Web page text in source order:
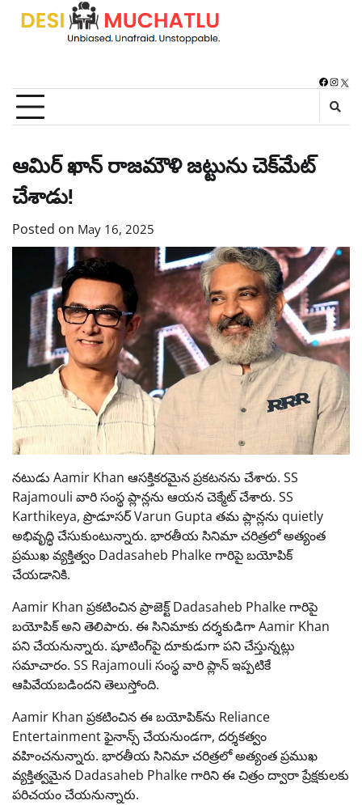
Skip
X
ఆమిర్ ఖాన్ రాజమౌళి జట్టును చెక్‌మేట్
చేశాడు!
Posted on May 16, 2025
నటుడు Aamir Khan ఆసక్తికరమైన ప్రకటనను చేశారు. SS
Rajamouli వారి సంస్థ ప్లాన్లను ఆయన చెక్మేట్ చేశారు. SS
Karthikeya, ప్రొడూసర్ Varun Gupta తమ ప్లాన్లను quietly
అభివృద్ధి చేసుకుంటున్నారు. భారతీయ సినిమా చరిత్రలో అత్యంత
ప్రముఖ వ్యక్తిత్వం Dadasaheb Phalke గారిపై బయోపిక్
చేయడానికి.
Aamir Khan ప్రకటించిన ప్రాజెక్ట్ Dadasaheb Phalke గారిపై
బయోపిక్ అని తెలిపారు. ఈ సినిమాకు దర్శకుడిగా Aamir Khan
పని చేయనున్నారు. షూటింగ్‌పై దూకుడుగా పని చేస్తున్నట్లు
సమాచారం. SS Rajamouli సంస్థ వారి ప్లాన్ ఇప్పటికే
ఆపివేయబడిందని తెలుస్తోంది.
Aamir Khan ప్రకటించిన ఈ బయోపిక్‌ను Reliance
Entertainment ఫైనాన్స్ చేయనుండగా, దర్శకత్వం
వహించనున్నారు. భారతీయ సినిమా చరిత్రలో అత్యంత ప్రముఖ
వ్యక్తిత్వమైన Dadasaheb Phalke గారిని ఈ చిత్రం ద్వారా ప్రేక్షకులకు
పరిచయం చేయనున్నారు.